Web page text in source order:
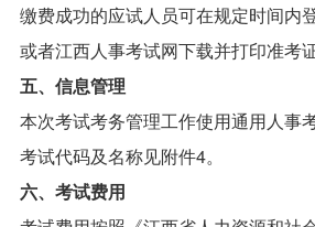
缴费成功的应试人员可在规定时间内
或者江西人事考试网下载并打印准考证
五、信息管理
本次考试考务管理工作使用通用人事
考试代码及名称见附件4。
六、考试费用